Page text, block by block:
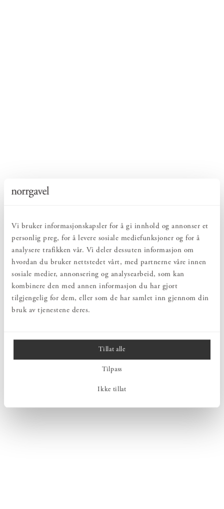
Vi bruker informasjonskapsler for å gi innhold og annonser et
personlig preg, for å levere sosiale mediefunksjoner og for å
analysere trafikken vår. Vi deler dessuten informasjon om
hvordan du bruker nettstedet vårt, med partnerne våre innen
sosiale medier, annonsering og analysearbeid, som kan
kombinere den med annen informasjon du har gjort
tilgjengelig for dem, eller som de har samlet inn gjennom din
bruk av tjenestene deres.
Tillat alle
Tilpass
Ikke tillat